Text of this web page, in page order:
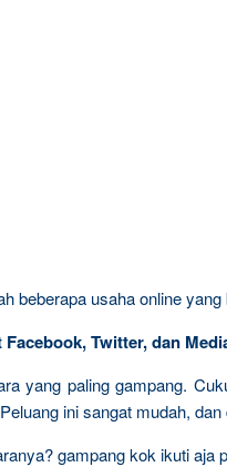
beberapa usaha online
Facebook, Twitter, dan
yang paling gampang.
ini sangat mudah,
gampang kok ikuti aja